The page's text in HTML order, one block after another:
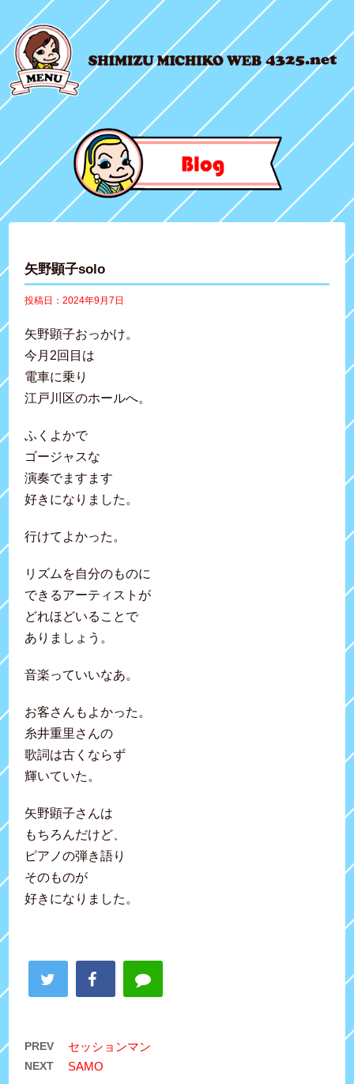
矢野顕子solo
投稿日：2024年9月7日
矢野顕子おっかけ。
今月2回目は
電車に乗り
江戸川区のホールへ。
ふくよかで
ゴージャスな
演奏でますます
好きになりました。
行けてよかった。
リズムを自分のものに
できるアーティストが
どれほどいることで
ありましょう。
音楽っていいなあ。
お客さんもよかった。
糸井重里さんの
歌詞は古くならず
輝いていた。
矢野顕子さんは
もちろんだけど、
ピアノの弾き語り
そのものが
好きになりました。
PREV セッションマン
NEXT SAMO